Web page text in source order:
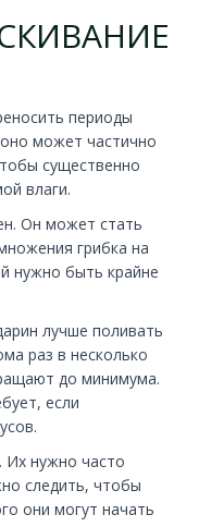
периоды
может частично
существенно
влаги.
Он может стать
грибка на
нужно быть крайне
лучше поливать
раз в несколько
до минимума.
если
Их нужно часто
следить, чтобы
они могут начать